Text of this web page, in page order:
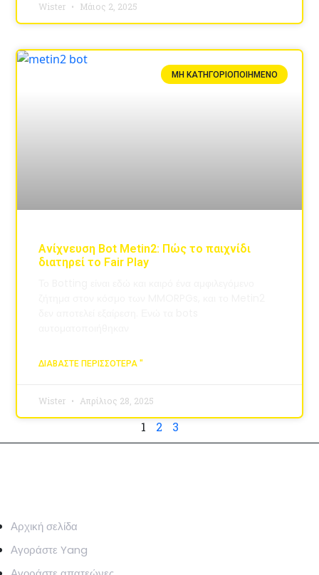
Wister Μάιος 2, 2025
ΜΗ ΚΑΤΗΓΟΡΙΟΠΟΙΗΜΈΝΟ
Ανίχνευση Bot Metin2: Πώς το παιχνίδι
διατηρεί το Fair Play
ΔΙΑΒΆΣΤΕ ΠΕΡΙΣΣΌΤΕΡΑ "
Wister Απρίλιος 28, 2025
1 2 3
Αρχική σελίδα
Αγοράστε Yang